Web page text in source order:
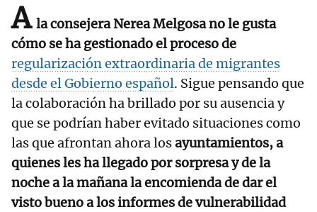
A la consejera Nerea Melgosa no le gusta
cómo se ha gestionado el proceso de
regularización extraordinaria de migrantes
desde el Gobierno español. Sigue pensando que
la colaboración ha brillado por su ausencia y
que se podrían haber evitado situaciones como
las que afrontan ahora losayuntamientos, a
quienes les ha llegado por sorpresa y de la
noche a la mañana la encomienda de dar el
visto bueno a los informes de vulnerabilidad